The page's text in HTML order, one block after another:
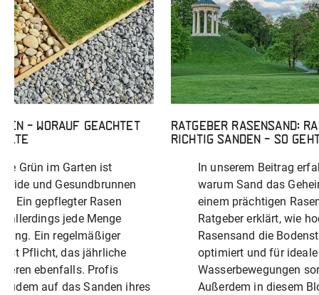
– worauf geachtet
Grün im Garten ist
und Gesundbrunnen
Ein gepflegter Rasen
allerdings jede Menge
Ein regelmäßiger
ist Pflicht, das jährliche
ebenfalls. Profis
zudem auf das Sanden ihres
Ratgeber Rasensand:
richtig sanden – so
In unserem Beitrag
warum Sand das
einem prächtigen
Ratgeber erklärt, wie
Rasensand die
optimiert und für
Wasserbewegungen
Außerdem in diesem